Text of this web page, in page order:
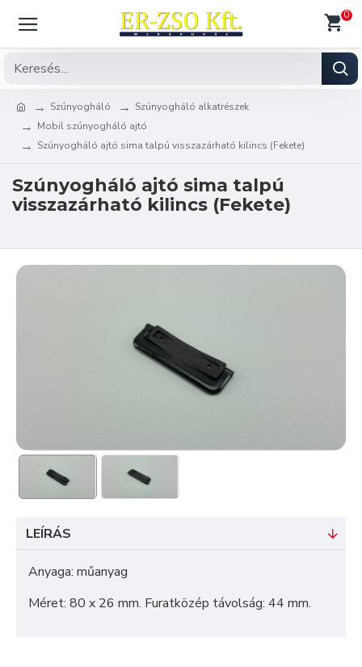
0
Szúnyogháló
Szúnyogháló alkatrészek
Mobil szúnyogháló ajtó
Szúnyogháló ajtó sima talpú visszazárható kilincs (Fekete)
Szúnyogháló ajtó sima talpú
visszazárható kilincs (Fekete)
LEÍRÁS
Anyaga: műanyag
Méret: 80 x 26 mm. Furatközép távolság: 44 mm.